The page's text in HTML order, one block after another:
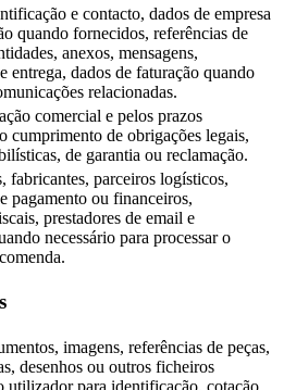
e contacto, dados de empresa
quando fornecidos, referências de
anexos, mensagens,
entrega, dados de faturação quando
relacionadas.
comercial e pelos prazos
cumprimento de obrigações legais,
de garantia ou reclamação.
fabricantes, parceiros logísticos,
pagamento ou financeiros,
prestadores de email e
necessário para processar o
imagens, referências de peças,
desenhos ou outros ficheiros
utilizador para identificação, cotação